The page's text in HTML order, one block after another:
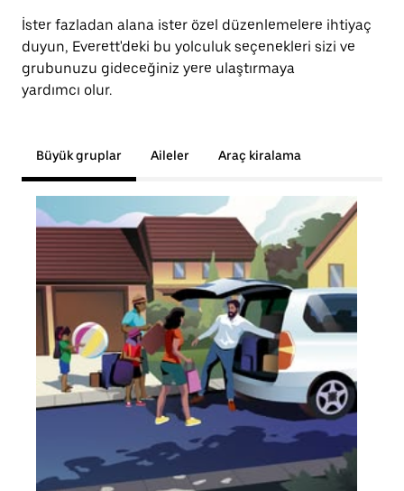
İster fazladan alana ister özel düzenlemelere ihtiyaç
duyun, Everett'deki bu yolculuk seçenekleri sizi ve
grubunuzu gideceğiniz yere ulaştırmaya
yardımcı olur.
Büyük gruplar Aileler Araç kiralama